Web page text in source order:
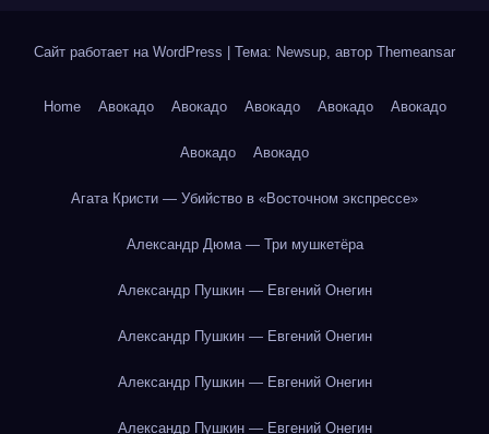
Сайт работает на WordPress Тема: Newsup, автор Themeansar
Home Авокадо Авокадо Авокадо Авокадо Авокадо
Авокадо Авокадо
Агата Кристи — Убийство в «Восточном экспрессе»
Александр Дюма — Три мушкетёра
Александр Пушкин — Евгений Онегин
Александр Пушкин — Евгений Онегин
Александр Пушкин — Евгений Онегин
Александр Пушкин — Евгений Онегин